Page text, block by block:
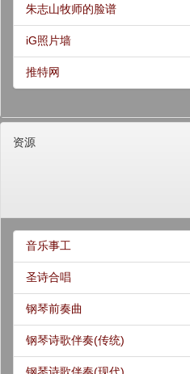
朱志山牧师的脸谱
iG照片墙
推特网
资源
音乐事工
圣诗合唱
钢琴前奏曲
钢琴诗歌伴奏(传统)